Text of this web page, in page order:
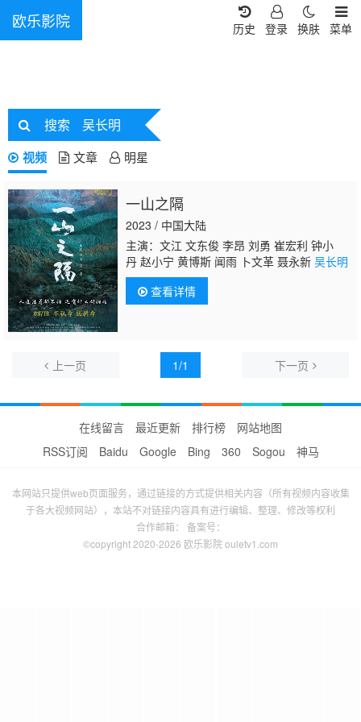
欧乐影院 菜单
换肤
登录
历史
搜索 吴长明
视频 文章 明星
一山之隔
2023 / 中国大陆
主演：文江 文东俊 李昂 刘勇 崔宏利 钟小
丹 赵小宁 黄博斯 闻雨 卜文革 聂永新 吴长明
查看详情
上一页 1/1 下一页
在线留言 最近更新 排行榜
网站地图
RSS订阅
Baidu Google Bing 360 Sogou 神马
本网站只提供web页面服务，通过链接的方式提供相关内容（所有视频内容收集
于各大视频网站），本站不对链接内容具有进行编辑、整理、修改等权利
合作邮箱： 备案号：
©copyright 2020-2026 欧乐影院 ouletv1.com